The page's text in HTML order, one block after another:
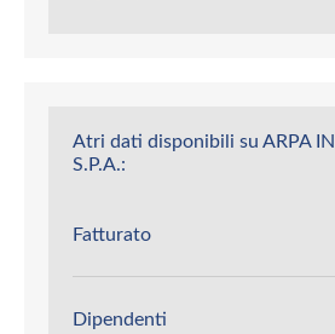
Atri dati disponibili su ARPA
S.P.A.:
Fatturato
Dipendenti